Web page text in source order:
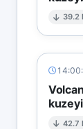
39.2
42.7